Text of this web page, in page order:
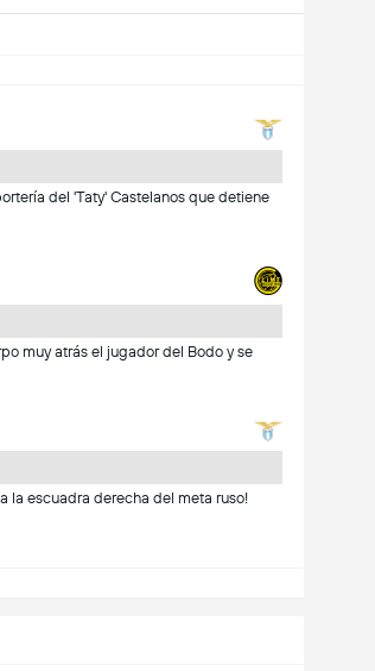
del 'Taty' Castelanos que detiene
muy atrás el jugador del Bodo y se
la escuadra derecha del meta ruso!